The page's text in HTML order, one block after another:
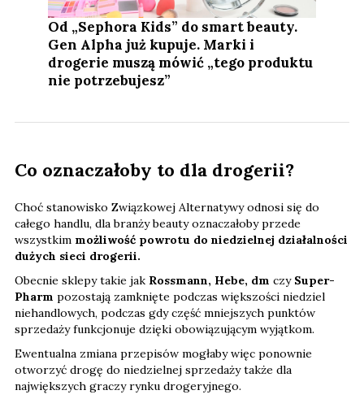
Od „Sephora Kids” do smart beauty.
Gen Alpha już kupuje. Marki i
drogerie muszą mówić „tego produktu
nie potrzebujesz”
Co oznaczałoby to dla drogerii?
Choć stanowisko Związkowej Alternatywy odnosi się do
całego handlu, dla branży beauty oznaczałoby przede
wszystkim możliwość powrotu do niedzielnej działalności
dużych sieci drogerii.
Obecnie sklepy takie jak Rossmann, Hebe, dm czy Super-
Pharm pozostają zamknięte podczas większości niedziel
niehandlowych, podczas gdy część mniejszych punktów
sprzedaży funkcjonuje dzięki obowiązującym wyjątkom.
Ewentualna zmiana przepisów mogłaby więc ponownie
otworzyć drogę do niedzielnej sprzedaży także dla
największych graczy rynku drogeryjnego.